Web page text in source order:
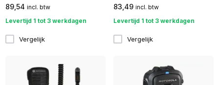
89,54 incl. btw
Levertijd 1 tot 3 werkdagen
Vergelijk
83,49 incl. btw
Levertijd 1 tot 3 werkdagen
Vergelijk